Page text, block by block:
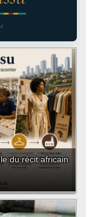
du récit africain